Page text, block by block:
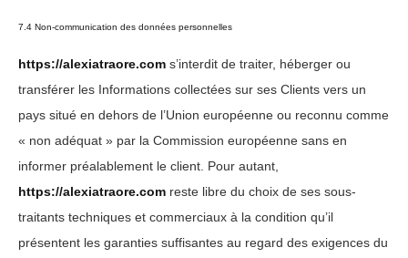
7.4 Non-communication des données personnelles
https://alexiatraore.com s’interdit de traiter, héberger ou
transférer les Informations collectées sur ses Clients vers un
pays situé en dehors de l’Union européenne ou reconnu comme
« non adéquat » par la Commission européenne sans en
informer préalablement le client. Pour autant,
https://alexiatraore.com reste libre du choix de ses sous-
traitants techniques et commerciaux à la condition qu’il
présentent les garanties suffisantes au regard des exigences du